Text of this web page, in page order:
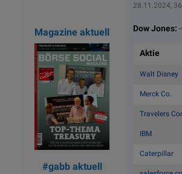
Magazine aktuell
#gabb aktuell
28.11.2024,
Dow Jones:
Aktie
Walt Disney
Merck Co.
Travelers
IBM
Caterpillar